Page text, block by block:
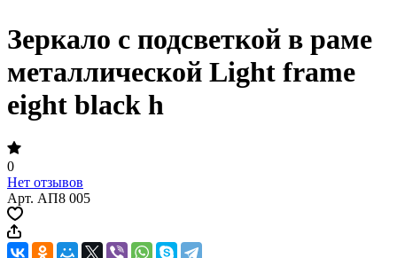
Зеркало с подсветкой в раме
металлической Light frame
eight black h
0
Нет отзывов
Арт. АП8 005